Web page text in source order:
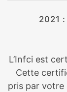
2021 :
L’Infci est
Cette
pris par votre